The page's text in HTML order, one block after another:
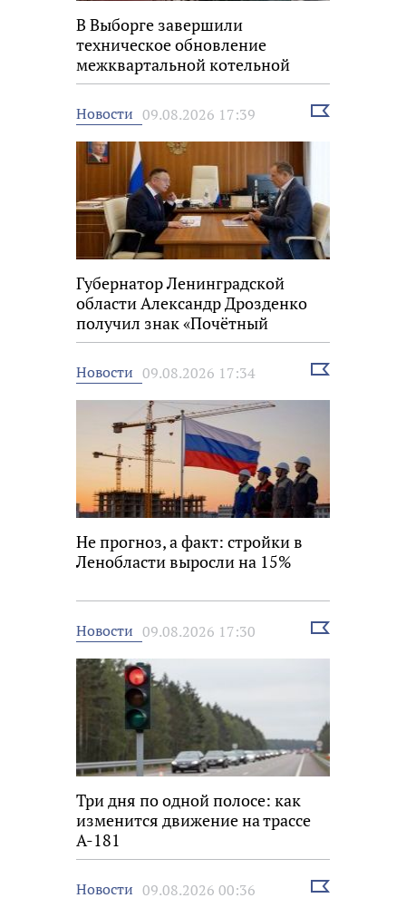
В Выборге завершили
техническое обновление
межквартальной котельной
Новости 09.08.2026 17:39
Выбрать
Губернатор Ленинградской
области Александр Дрозденко
получил знак «Почётный
строитель России»
Новости 09.08.2026 17:34
Выбрать
Не прогноз, а факт: стройки в
Ленобласти выросли на 15%
Новости 09.08.2026 17:30
Выбрать
Три дня по одной полосе: как
изменится движение на трассе
А-181
Новости 09.08.2026 00:36
Выбрать